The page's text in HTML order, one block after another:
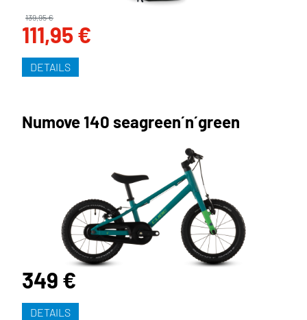
111,95 €
139,95 €
DETAILS
Numove 140 seagreen´n´green
349 €
DETAILS